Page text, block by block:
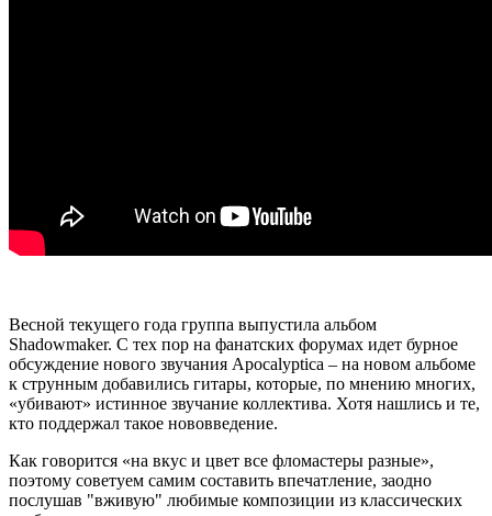
Весной текущего года группа выпустила альбом
Shadowmaker. С тех пор на фанатских форумах идет бурное
обсуждение нового звучания Apocalyptica – на новом альбоме
к струнным добавились гитары, которые, по мнению многих,
«убивают» истинное звучание коллектива. Хотя нашлись и те,
кто поддержал такое нововведение.
Как говорится «на вкус и цвет все фломастеры разные»,
поэтому советуем самим составить впечатление, заодно
послушав "вживую" любимые композиции из классических